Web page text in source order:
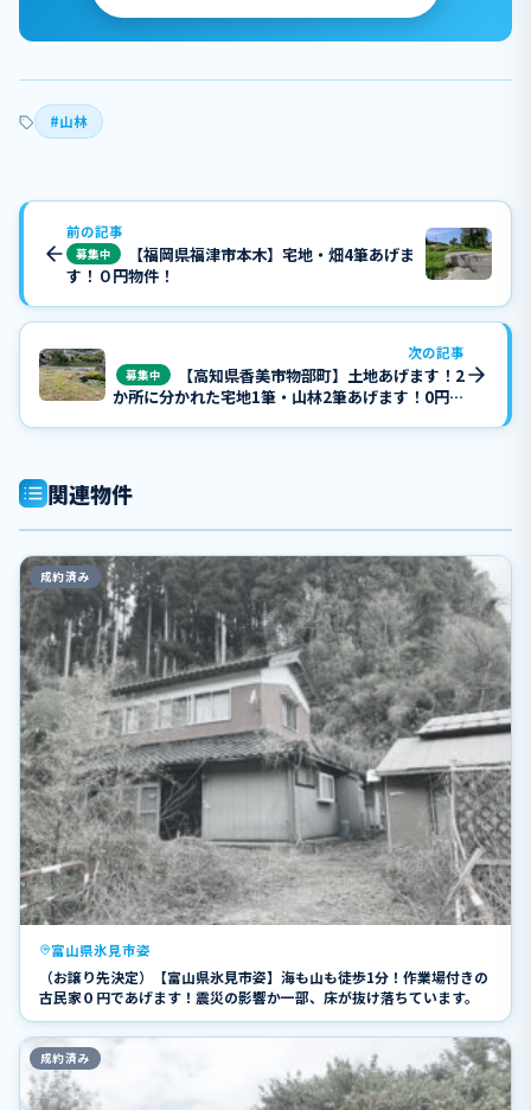
#山林
前の記事
募集中
【福岡県福津市本木】宅地・畑4筆あげま
す！０円物件！
次の記事
募集中
【高知県香美市物部町】土地あげます！2
か所に分かれた宅地1筆・山林2筆あげます！0円物
関連物件
成約済み
富山県氷見市姿
（お譲り先決定）【富山県氷見市姿】海も山も徒歩1分！作業場付きの
古民家０円であげます！震災の影響か一部、床が抜け落ちています。
成約済み